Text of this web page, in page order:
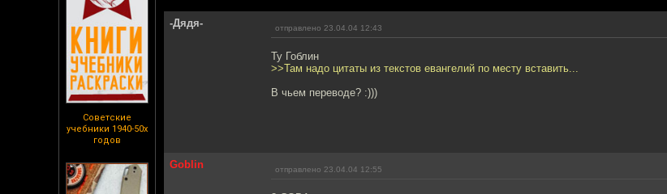
Советские
учебники 1940-50х
годов
-Дядя- отправлено 23.04.04 12:43
Ту Гоблин
>>Там надо цитаты из текстов евангелий по месту вставить...
В чьем переводе? :)))
Goblin отправлено 23.04.04 12:55